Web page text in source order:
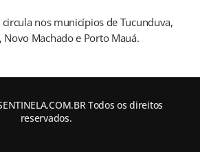
circula nos municípios de Tucunduva,
Novo Machado e Porto Mauá.
Todos os direitos
reservados.